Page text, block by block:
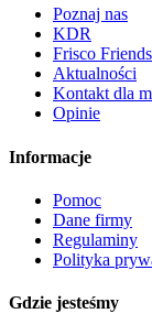
Poznaj nas
KDR
Frisco Friends
Aktualności
Kontakt dla
Opinie
Informacje
Pomoc
Dane firmy
Regulaminy
Polityka
Gdzie jesteśmy